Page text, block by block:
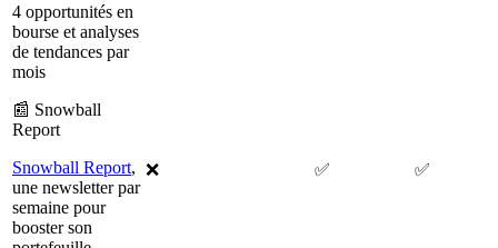
4 opportunités en
bourse et analyses
de tendances par
mois
📰 Snowball
Report
Snowball Report,
une newsletter par
semaine pour
booster son
❌ ✅ ✅